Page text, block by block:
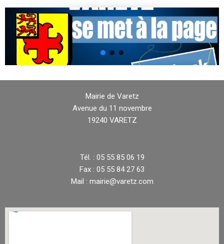
Mairie de Varetz
Avenue du 11 novembre
19240 VARETZ
Tél. : 05 55 85 06 19
Fax : 05 55 84 27 63
Mail : mairie@varetz.com